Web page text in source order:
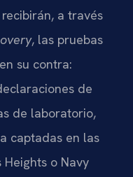
a través
, las pruebas
su contra:
de
de laboratorio,
captadas en las
Heights o Navy